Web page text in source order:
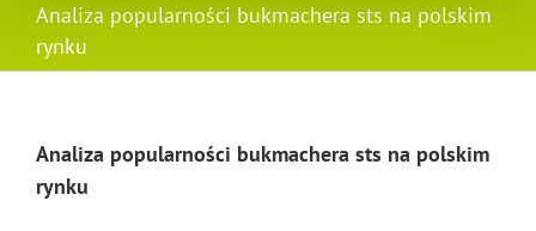
Analiza popularności bukmachera sts na polskim
rynku
Analiza popularności bukmachera sts na polskim
rynku